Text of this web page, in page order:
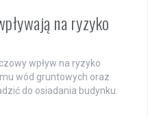
na ryzyko
wpływ na ryzyko
wód gruntowych oraz
do osiadania budynku.